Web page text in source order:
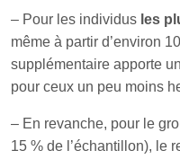
– Pour les individus les
même à partir d’environ
supplémentaire apporte
pour ceux un peu moins
– En revanche, pour le
15 % de l’échantillon), le